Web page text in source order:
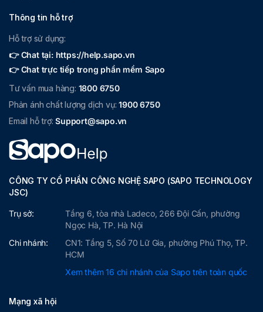
Thông tin hỗ trợ
Hỗ trợ sử dụng:
👉 Chat tại: https://help.sapo.vn
👉 Chat trực tiếp trong phần mềm Sapo
Tư vấn mua hàng: 1800 6750
Phản ánh chất lượng dịch vụ:1900 6750
Email hỗ trợ:Support@sapo.vn
CÔNG TY CỔ PHẦN CÔNG NGHỆ SAPO (SAPO TECHNOLOGY
JSC)
Trụ sở:
Tầng 6, tòa nhà Ladeco, 266 Đội Cấn, phường
Ngọc Hà, TP. Hà Nội
Chi nhánh:
CN1: Tầng 5, Số 70 Lữ Gia, phường Phú Thọ, TP.
HCM
Xem thêm 16 chi nhánh của Sapo trên toàn quốc
Mạng xã hội